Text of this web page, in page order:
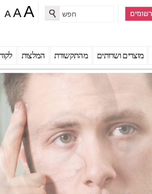
A AA Search
מוצרים ושרותים מהתקשורת המלצות